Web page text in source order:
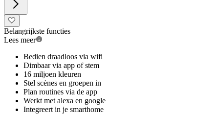
Belangrijkste functies
Lees meer
Bedien draadloos via wifi
Dimbaar via app of stem
16 miljoen kleuren
Stel scènes en groepen in
Plan routines via de app
Werkt met alexa en google
Integreert in je smarthome